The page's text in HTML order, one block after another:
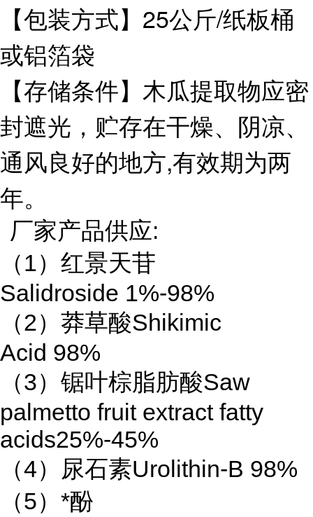
【包装方式】25公斤/纸板桶
或铝箔袋
【存储条件】木瓜提取物应密
封遮光，贮存在干燥、阴凉、
通风良好的地方,有效期为两
年。
厂家产品供应:
（1）红景天苷
Salidroside 1%-98%
（2）莽草酸Shikimic
Acid 98%
（3）锯叶棕脂肪酸Saw
palmetto fruit extract fatty
acids25%-45%
（4）尿石素Urolithin-B 98%
（5）*酚